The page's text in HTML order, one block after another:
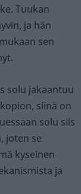
Tuukan
ja hän
sen
solu jakaantuu
siinä on
solu siis
joten se
kyseinen
ja